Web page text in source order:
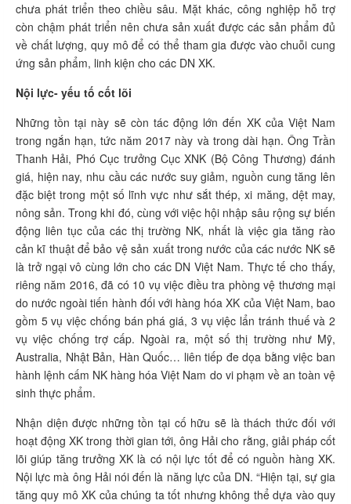
chưa phát triển theo chiều sâu. Mặt khác, công nghiệp hỗ trợ
còn chậm phát triển nên chưa sản xuất được các sản phẩm đủ
về chất lượng, quy mô để có thể tham gia được vào chuỗi cung
ứng sản phẩm, linh kiện cho các DN XK.
Nội lực- yếu tố cốt lõi
Những tồn tại này sẽ còn tác động lớn đến XK của Việt Nam
trong ngắn hạn, tức năm 2017 này và trong dài hạn. Ông Trần
Thanh Hải, Phó Cục trưởng Cục XNK (Bộ Công Thương) đánh
giá, hiện nay, nhu cầu các nước suy giảm, nguồn cung tăng lên
đặc biệt trong một số lĩnh vực như sắt thép, xi măng, dệt may,
nông sản. Trong khi đó, cùng với việc hội nhập sâu rộng sự biến
động liên tục của các thị trường NK, nhất là việc gia tăng rào
cản kĩ thuật để bảo vệ sản xuất trong nước của các nước NK sẽ
là trở ngại vô cùng lớn cho các DN Việt Nam. Thực tế cho thấy,
riêng năm 2016, đã có 10 vụ việc điều tra phòng vệ thương mại
do nước ngoài tiến hành đối với hàng hóa XK của Việt Nam, bao
gồm 5 vụ việc chống bán phá giá, 3 vụ việc lẩn tránh thuế và 2
vụ việc chống trợ cấp. Ngoài ra, một số thị trường như Mỹ,
Australia, Nhật Bản, Hàn Quốc… liên tiếp đe dọa bằng việc ban
hành lệnh cấm NK hàng hóa Việt Nam do vi phạm về an toàn vệ
sinh thực phẩm.
Nhận diện được những tồn tại cố hữu sẽ là thách thức đối với
hoạt động XK trong thời gian tới, ông Hải cho rằng, giải pháp cốt
lõi giúp tăng trưởng XK là có nội lực tốt để có nguồn hàng XK.
Nội lực mà ông Hải nói đến là năng lực của DN. “Hiện tại, sự gia
tăng quy mô XK của chúng ta tốt nhưng không thể dựa vào quy